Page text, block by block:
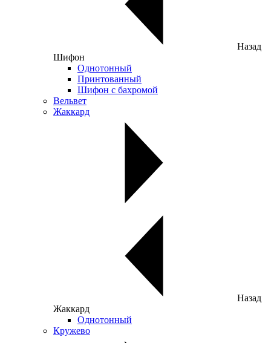
Назад
Шифон
Однотонный
Принтованный
Шифон с бахромой
Вельвет
Жаккард
Назад
Жаккард
Однотонный
Кружево